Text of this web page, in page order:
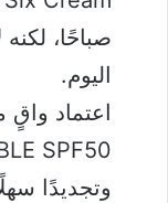
صباحًا،
اليوم.
وتجديدًا